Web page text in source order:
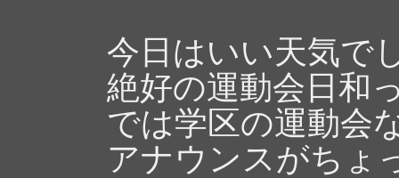
今日はいい天気で
絶好の運動会日和
では学区の運動会
アナウンスがちょ